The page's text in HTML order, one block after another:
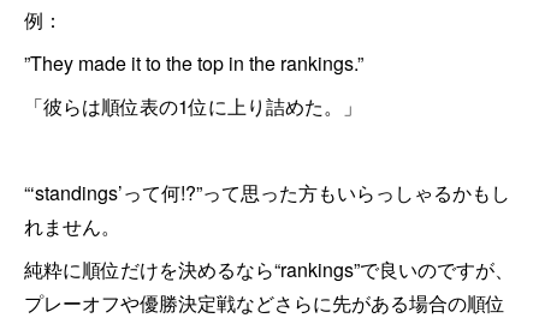
例：
”They made it to the top in the rankings.”
「彼らは順位表の1位に上り詰めた。」
“‘standings’って何!?”って思った方もいらっしゃるかもし
れません。
純粋に順位だけを決めるなら“rankings”で良いのですが、
プレーオフや優勝決定戦などさらに先がある場合の順位